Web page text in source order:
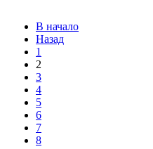
В начало
Назад
1
2
3
4
5
6
7
8